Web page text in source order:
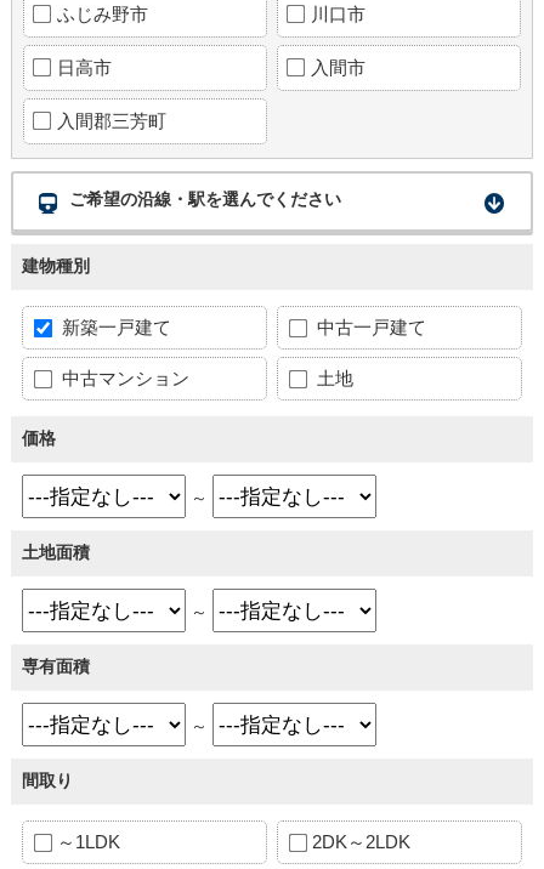
ふじみ野市 川口市
日高市 入間市
入間郡三芳町
ご希望の沿線・駅を選んでください
建物種別
新築一戸建て 中古一戸建て
中古マンション 土地
価格
～
土地面積
～
専有面積
～
間取り
～1LDK 2DK～2LDK